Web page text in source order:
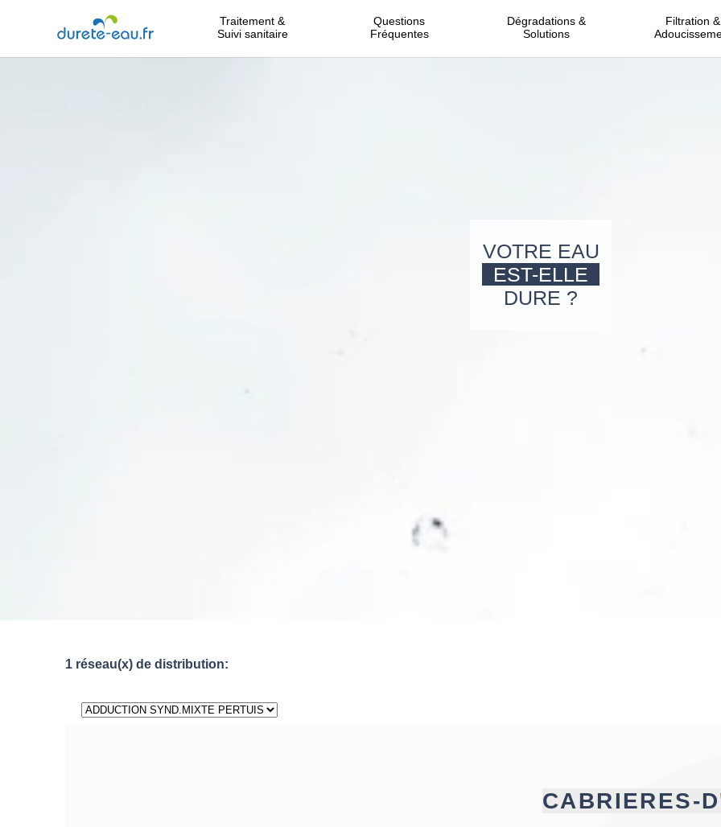
Traitement &
Suivi sanitaire
Questions
Fréquentes
Dégradations &
Solutions
Filtration &
VOTRE EAU
EST-ELLE
DURE ?
1 réseau(x) de distribution:
CABRIERES-